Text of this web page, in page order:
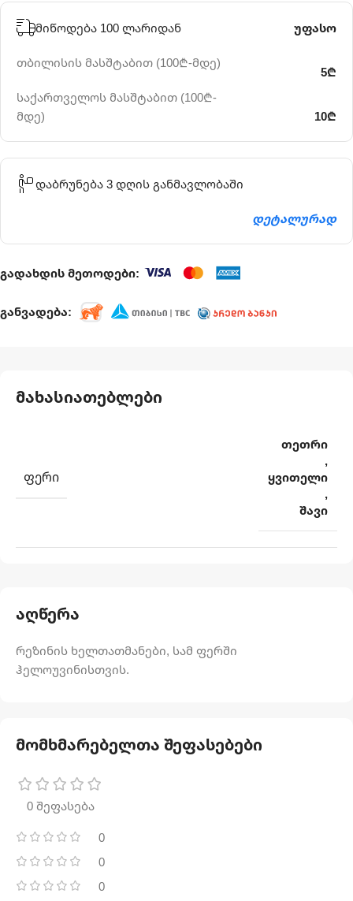
მიწოდება 100 ლარიდან
თბილისის მასშტაბით (100₾-მდე)
საქართველოს მასშტაბით (100₾-
მდე)
უფასო
5₾
10₾
დაბრუნება 3 დღის განმავლობაში
დეტალურად
გადახდის მეთოდები:
განვადება:
აღწერა
რეზინის ხელთათმანები, სამ ფერში
ჰელოუვინისთვის.
მახასიათებლები
ᲤᲔᲠᲘ
თეთრი
,
ყვითელი
,
შავი
მომხმარებელთა შეფასებები
0 შეფასება
0
0
0